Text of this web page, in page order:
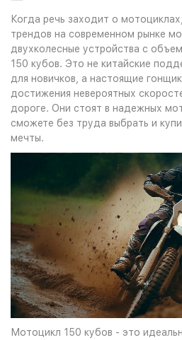
Когда речь заходит о
трендов на современном рынке
двухколесные устройства с
150 кубов. Это не китайские
для новичков, а настоящие
достижения невероятных
дороге. Они стоят в надежных
сможете без труда выбрать и
мечты.
Мотоцикл 150 кубов - это